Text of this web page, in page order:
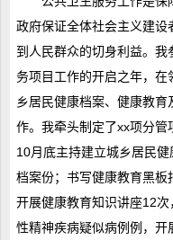
政府保证全体社会主义建设
到人民群众的切身利益。
务项目工作的开启之年，
乡居民健康档案、健康教
作。我牵头制定了xx项分
10月底主持建立城乡居民
档案份；书写健康教育黑板
开展健康教育知识讲座12
性精神疾病疑似病例例，开